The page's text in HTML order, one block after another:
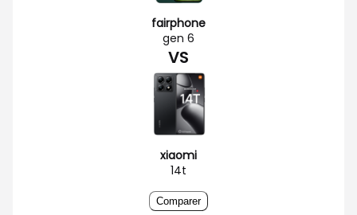
fairphone
gen 6
VS
xiaomi
14t
Comparer